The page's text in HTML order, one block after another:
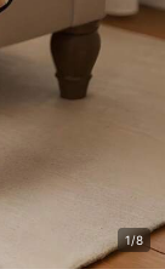
1/8